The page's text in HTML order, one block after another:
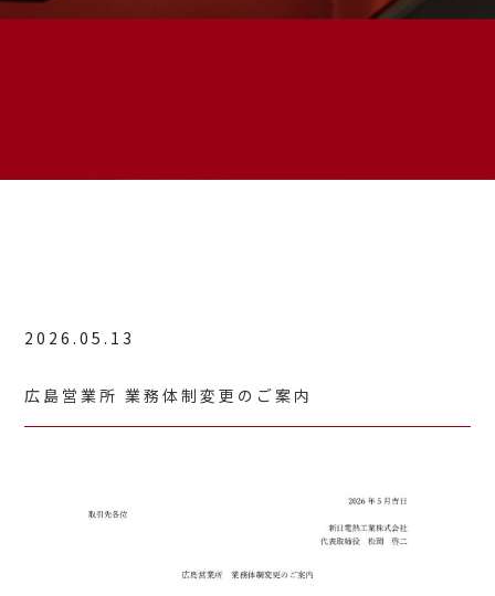
2026.05.13
広島営業所 業務体制変更のご案内